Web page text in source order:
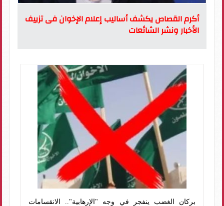
أكرم القصاص يكشف أساليب إعلام الإخوان فى تزييف
الأخبار ونشر الشائعات
بركان الغضب ينفجر في وجه "الإرهابية".. الانقسامات